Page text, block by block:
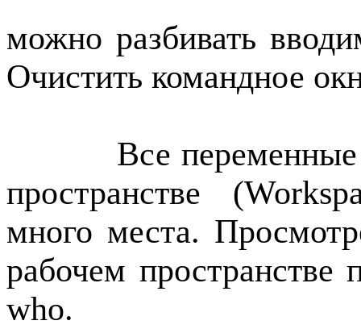
можно разбивать
Очистить командное
Все
пространстве (
много места.
рабочем
who.